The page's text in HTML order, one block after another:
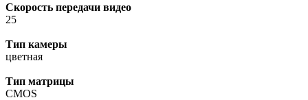
Скорость передачи видео
25
Тип камеры
цветная
Тип матрицы
CMOS